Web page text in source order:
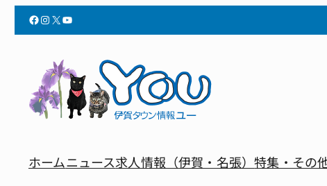
Facebook InstagramX YouTube
ホームニュース求人情報（伊賀・名張）特集・その